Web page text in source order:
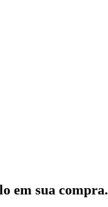
em sua compra.